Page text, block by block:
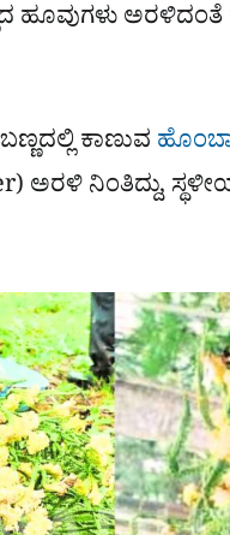
ಹೂವುಗಳು
ಕಾಣುವ
ನಿಂತಿದ್ದು,